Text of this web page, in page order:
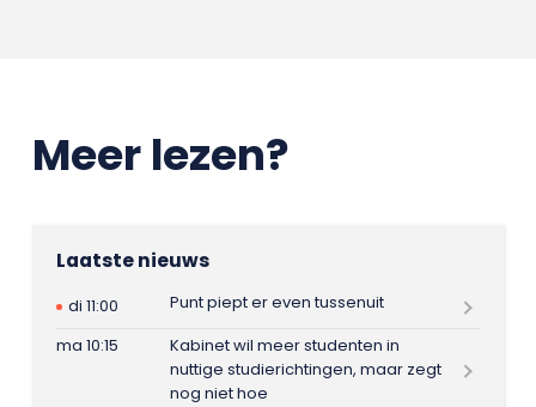
Meer lezen?
Laatste nieuws
di 11:00
Punt piept er even tussenuit
ma 10:15
Kabinet wil meer studenten in
nuttige studierichtingen, maar zegt
nog niet hoe